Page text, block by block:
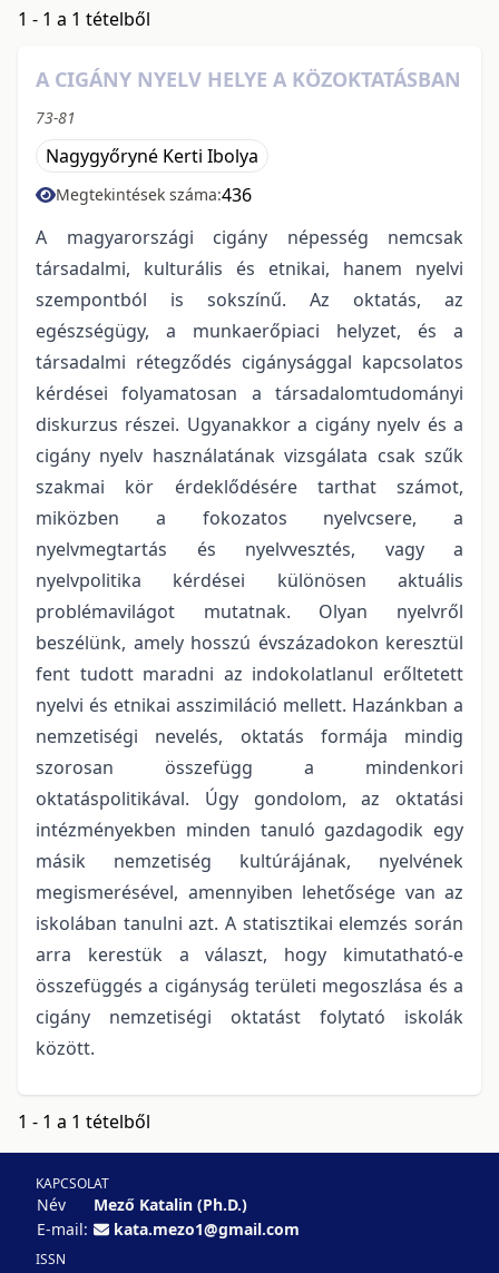
1 - 1 a 1 tételből
A CIGÁNY NYELV HELYE A KÖZOKTATÁSBAN
73-81
Nagygyőryné Kerti Ibolya
Megtekintések száma:436
A magyarországi cigány népesség nemcsak
társadalmi, kulturális és etnikai, hanem nyelvi
szempontból is sokszínű. Az oktatás, az
egészségügy, a munkaerőpiaci helyzet, és a
társadalmi rétegződés cigánysággal kapcsolatos
kérdései folyamatosan a társadalomtudományi
diskurzus részei. Ugyanakkor a cigány nyelv és a
cigány nyelv használatának vizsgálata csak szűk
szakmai kör érdeklődésére tarthat számot,
miközben a fokozatos nyelvcsere, a
nyelvmegtartás és nyelvvesztés, vagy a
nyelvpolitika kérdései különösen aktuális
problémavilágot mutatnak. Olyan nyelvről
beszélünk, amely hosszú évszázadokon keresztül
fent tudott maradni az indokolatlanul erőltetett
nyelvi és etnikai asszimiláció mellett. Hazánkban a
nemzetiségi nevelés, oktatás formája mindig
szorosan összefügg a mindenkori
oktatáspolitikával. Úgy gondolom, az oktatási
intézményekben minden tanuló gazdagodik egy
másik nemzetiség kultúrájának, nyelvének
megismerésével, amennyiben lehetősége van az
iskolában tanulni azt. A statisztikai elemzés során
arra kerestük a választ, hogy kimutatható-e
összefüggés a cigányság területi megoszlása és a
cigány nemzetiségi oktatást folytató iskolák
között.
1 - 1 a 1 tételből
KAPCSOLAT
Név
Mező Katalin (Ph.D.)
E-mail:
kata.mezo1@gmail.com
ISSN